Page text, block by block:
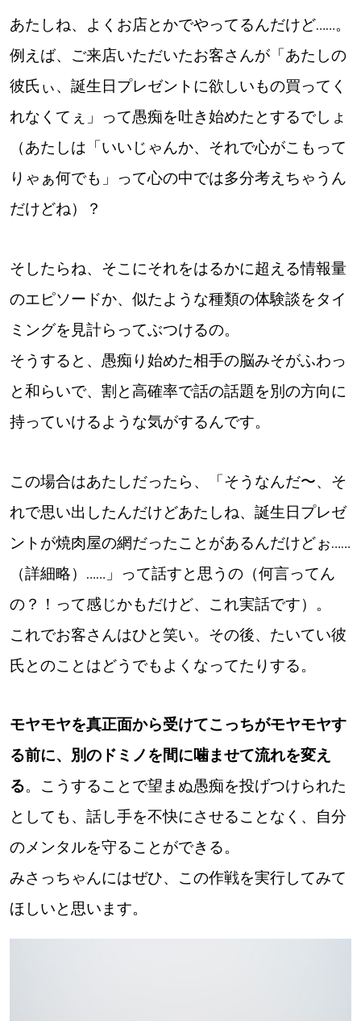
北海道で暮らす、あなたとつくる、
運営会社 広告掲載
情報提供・お問い合わせ 利用規約
道東
道央
KEYWORD キーワード
Sitakke編集部 IKU
【暮らしの知恵を身につけたい】
【札幌のお気に入りを見つけたい】
【道央のお気に入りを見つけたい】
【道東のお気に入りを見つけたい】
あたしね、よくお店とかでやってるんだけど……。
例えば、ご来店いただいたお客さんが「あたしの
彼氏ぃ、誕生日プレゼントに欲しいもの買ってく
れなくてぇ」って愚痴を吐き始めたとするでしょ
（あたしは「いいじゃんか、それで心がこもって
りゃぁ何でも」って心の中では多分考えちゃうん
だけどね）？
そしたらね、そこにそれをはるかに超える情報量
のエピソードか、似たような種類の体験談をタイ
ミングを見計らってぶつけるの。
そうすると、愚痴り始めた相手の脳みそがふわっ
と和らいで、割と高確率で話の話題を別の方向に
持っていけるような気がするんです。
この場合はあたしだったら、「そうなんだ〜、そ
れで思い出したんだけどあたしね、誕生日プレゼ
ントが焼肉屋の網だったことがあるんだけどぉ……
（詳細略）……」って話すと思うの（何言ってん
の？！って感じかもだけど、これ実話です）。
これでお客さんはひと笑い。その後、たいてい彼
氏とのことはどうでもよくなってたりする。
モヤモヤを真正面から受けてこっちがモヤモヤす
る前に、別のドミノを間に噛ませて流れを変え
る。こうすることで望まぬ愚痴を投げつけられた
としても、話し手を不快にさせることなく、自分
のメンタルを守ることができる。
みさっちゃんにはぜひ、この作戦を実行してみて
ほしいと思います。